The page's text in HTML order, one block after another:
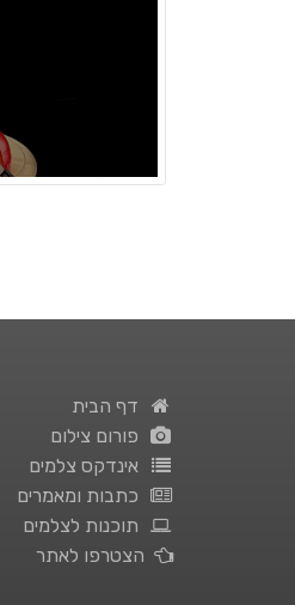
דף הבית
פורום צילום
אינדקס צלמים
כתבות ומאמרים
תוכנות לצלמים
הצטרפו לאתר